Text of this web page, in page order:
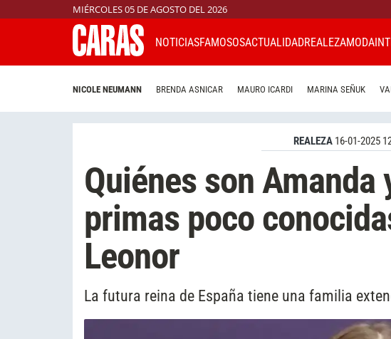
MIÉRCOLES 05 DE AGOSTO DEL 2026
NOTICIASFAMOSOSACTUALIDADREALEZAMODA
NICOLE NEUMANN BRENDA ASNICAR MAURO ICARDI MARINA SEÑUK
REALEZA 16-01-2025
Quiénes son Amanda
primas poco
Leonor
La futura reina de España tiene una familia